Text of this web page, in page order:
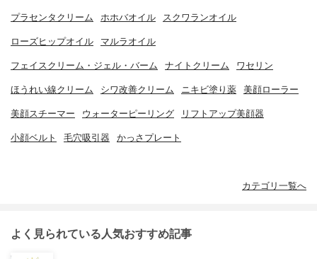
プラセンタクリーム ホホバオイル スクワランオイル
ローズヒップオイル マルラオイル
フェイスクリーム・ジェル・バーム ナイトクリーム ワセリン
ほうれい線クリーム シワ改善クリーム ニキビ塗り薬 美顔ローラー
美顔スチーマー ウォーターピーリング リフトアップ美顔器
小顔ベルト 毛穴吸引器 かっさプレート
カテゴリ一覧へ
よく見られている人気おすすめ記事